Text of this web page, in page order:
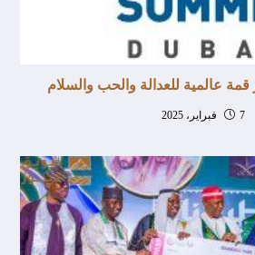
عالمية للعدالة والحب والسلام
7 فبراير، 2025